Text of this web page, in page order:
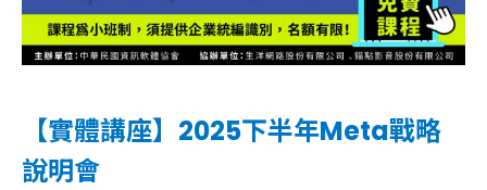
【實體講座】2025下半年Meta戰略
說明會